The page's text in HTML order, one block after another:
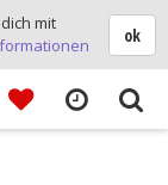
ok
mit